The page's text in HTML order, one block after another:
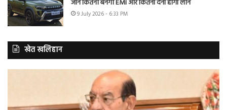
जानें कितनी बनेगी EMI और कितना देना होगा लोन
9 July 2026 - 6:33 PM
खेत खलिहान